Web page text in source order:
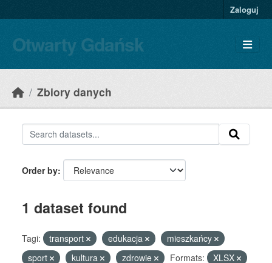
Zaloguj
Otwarty Gdańsk
Zbiory danych
Order by
1 dataset found
Tagi: transport edukacja
mieszkańcy
sport
kultura zdrowie Formats:
XLSX